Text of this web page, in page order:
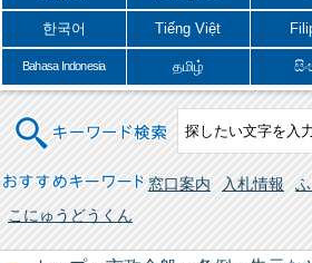
한국어 Tiếng Việt
Bahasa Indonesia தமிழ்
キーワード検索
おすすめキーワード 窓口案内 入札情報
こにゅうどうくん